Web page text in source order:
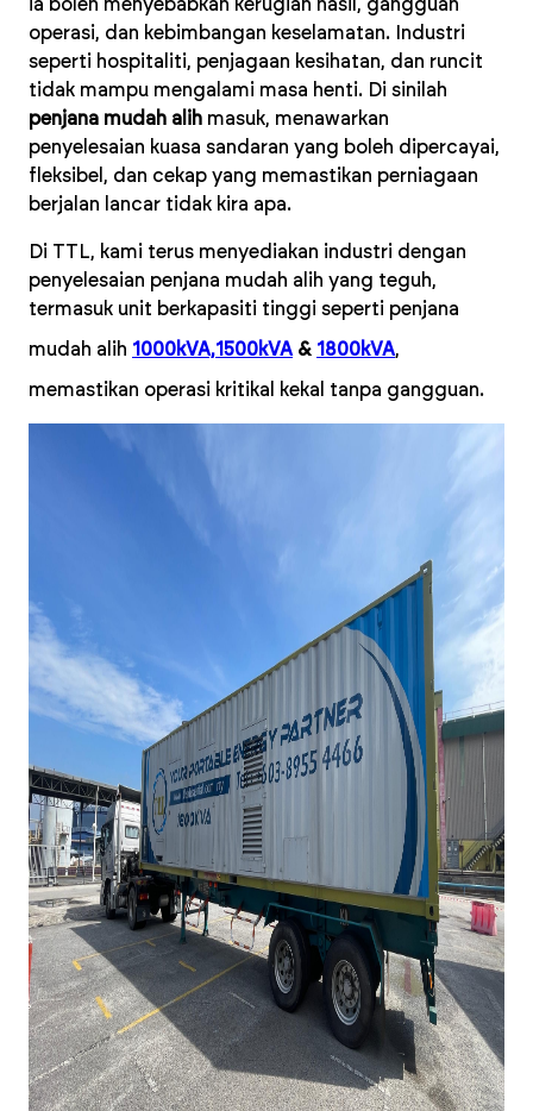
ia boleh menyebabkan kerugian hasil, gangguan
operasi, dan kebimbangan keselamatan. Industri
seperti hospitaliti, penjagaan kesihatan, dan runcit
tidak mampu mengalami masa henti. Di sinilah
penjana mudah alih masuk, menawarkan
penyelesaian kuasa sandaran yang boleh dipercayai,
fleksibel, dan cekap yang memastikan perniagaan
berjalan lancar tidak kira apa.
Di TTL, kami terus menyediakan industri dengan
penyelesaian penjana mudah alih yang teguh,
termasuk unit berkapasiti tinggi seperti penjana
mudah alih 1000kVA,1500kVA& 1800kVA,
memastikan operasi kritikal kekal tanpa gangguan.